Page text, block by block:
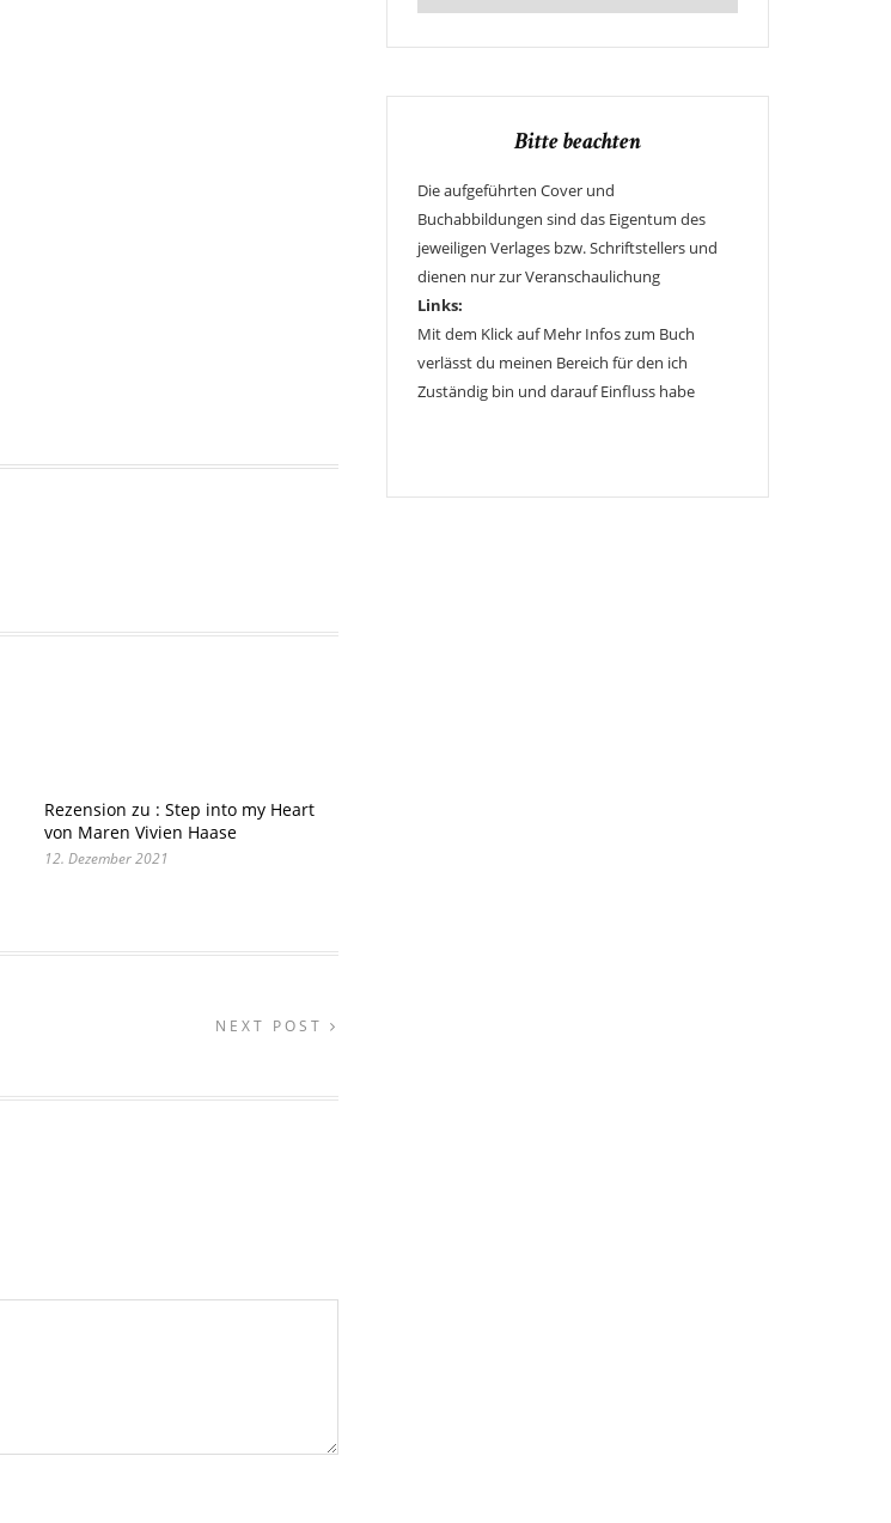
Rezension zu : Step into my Heart
von Maren Vivien Haase
12. Dezember 2021
NEXT POST
Bitte beachten
Die aufgeführten Cover und
Buchabbildungen sind das Eigentum des
jeweiligen Verlages bzw. Schriftstellers und
dienen nur zur Veranschaulichung
Links:
Mit dem Klick auf Mehr Infos zum Buch
verlässt du meinen Bereich für den ich
Zuständig bin und darauf Einfluss habe